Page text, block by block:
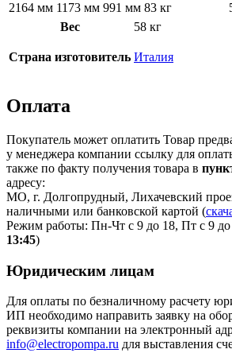
2164 мм 1173 мм 991 мм 83 кг
Вес
58 кг
Страна изготовитель Италия
Оплата
Покупатель может оплатить Товар
у менеджера компании ссылку для
также по факту получения товара в
адресу:
МО, г. Долгопрудный, Лихачевский
наличными или банковской картой (
Режим работы: Пн-Чт с 9 до 18, Пт с 9 до
13:45)
Юридическим лицам
Для оплаты по безналичному расчету
ИП необходимо направить заявку на
реквизиты компании на электронный
info@electropompa.ru для выставления